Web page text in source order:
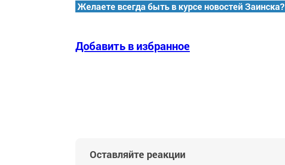
Желаете всегда быть в курсе новостей Заинска?
Добавить в избранное
Оставляйте реакции